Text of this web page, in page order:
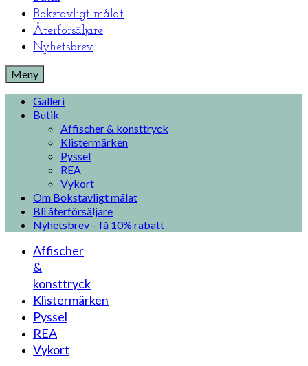
Bokstavligt målat
Återförsäljare
Nyhetsbrev
Meny
Galleri
Butik
Affischer & konsttryck
Klistermärken
Pyssel
REA
Vykort
Om Bokstavligt målat
Bli återförsäljare
Nyhetsbrev – få 10% rabatt
Affischer
&
konsttryck
Klistermärken
Pyssel
REA
Vykort